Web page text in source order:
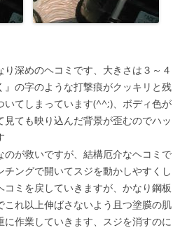
深めのヘコミです、大きさは３～４
』の字のような打撃痕がクッキリと残
いてしまっています(^^;)、ボディ色が
ても映り込んだ背景が歪むのでハッ
のが救いですが、結構厄介なヘコミで
ングで開いてスジを動かしやすくし
コミを戻していきますが、かなり鋼板
これ以上伸ばさないよう且つ塗膜の肌
に作業していきます、スジを消すのに